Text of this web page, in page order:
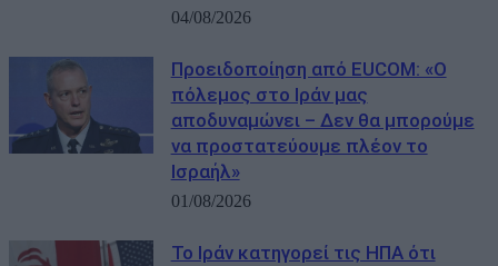
04/08/2026
Προειδοποίηση από EUCOM: «Ο
πόλεμος στο Ιράν μας
αποδυναμώνει – Δεν θα μπορούμε
να προστατεύουμε πλέον το
Ισραήλ»
01/08/2026
Το Ιράν κατηγορεί τις ΗΠΑ ότι